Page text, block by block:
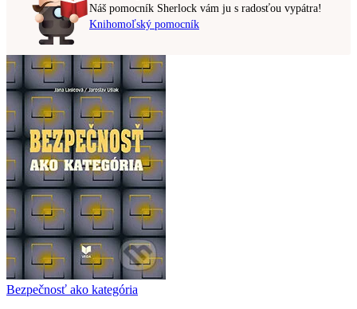
Náš pomocník Sherlock vám ju s radosťou vypátra!
Knihomoľský pomocník
Bezpečnosť ako kategória